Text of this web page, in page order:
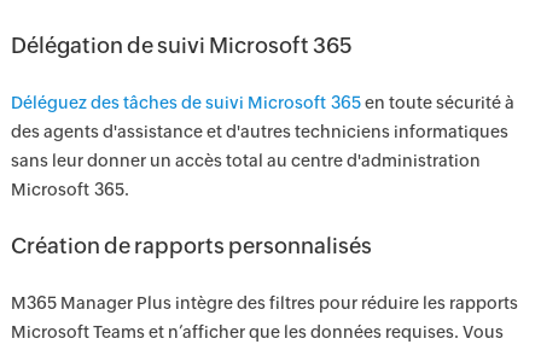
Délégation de suivi Microsoft 365
Déléguez des tâches de suivi Microsoft 365en toute sécurité à
des agents d'assistance et d'autres techniciens informatiques
sans leur donner un accès total au centre d'administration
Microsoft 365.
Création de rapports personnalisés
M365 Manager Plus intègre des filtres pour réduire les rapports
Microsoft Teams et n’afficher que les données requises. Vous